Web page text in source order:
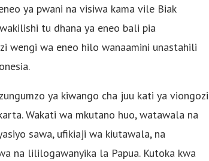
ya pwani na visiwa kama vile Biak
tu dhana ya eneo bali pia
wengi wa eneo hilo wanaamini unastahili
ya kiwango cha juu kati ya viongozi
Wakati wa mkutano huo, watawala na
sawa, ufikiaji wa kiutawala, na
na lililogawanyika la Papua. Kutoka kwa